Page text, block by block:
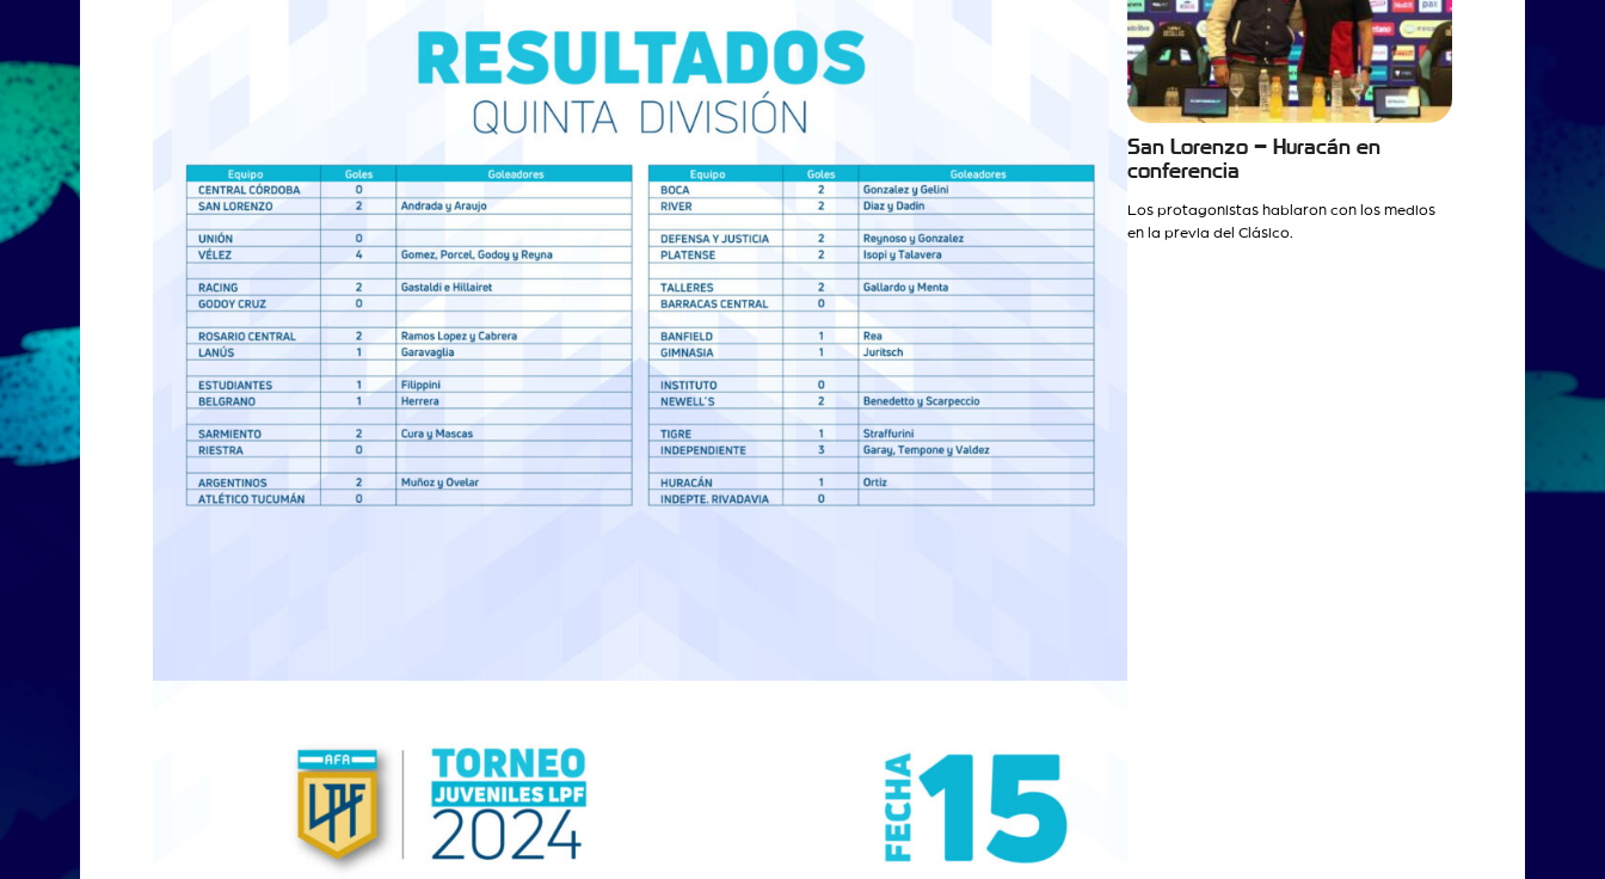
San Lorenzo – Huracán en
conferencia
Los protagonistas hablaron con los medios
en la previa del Clásico.